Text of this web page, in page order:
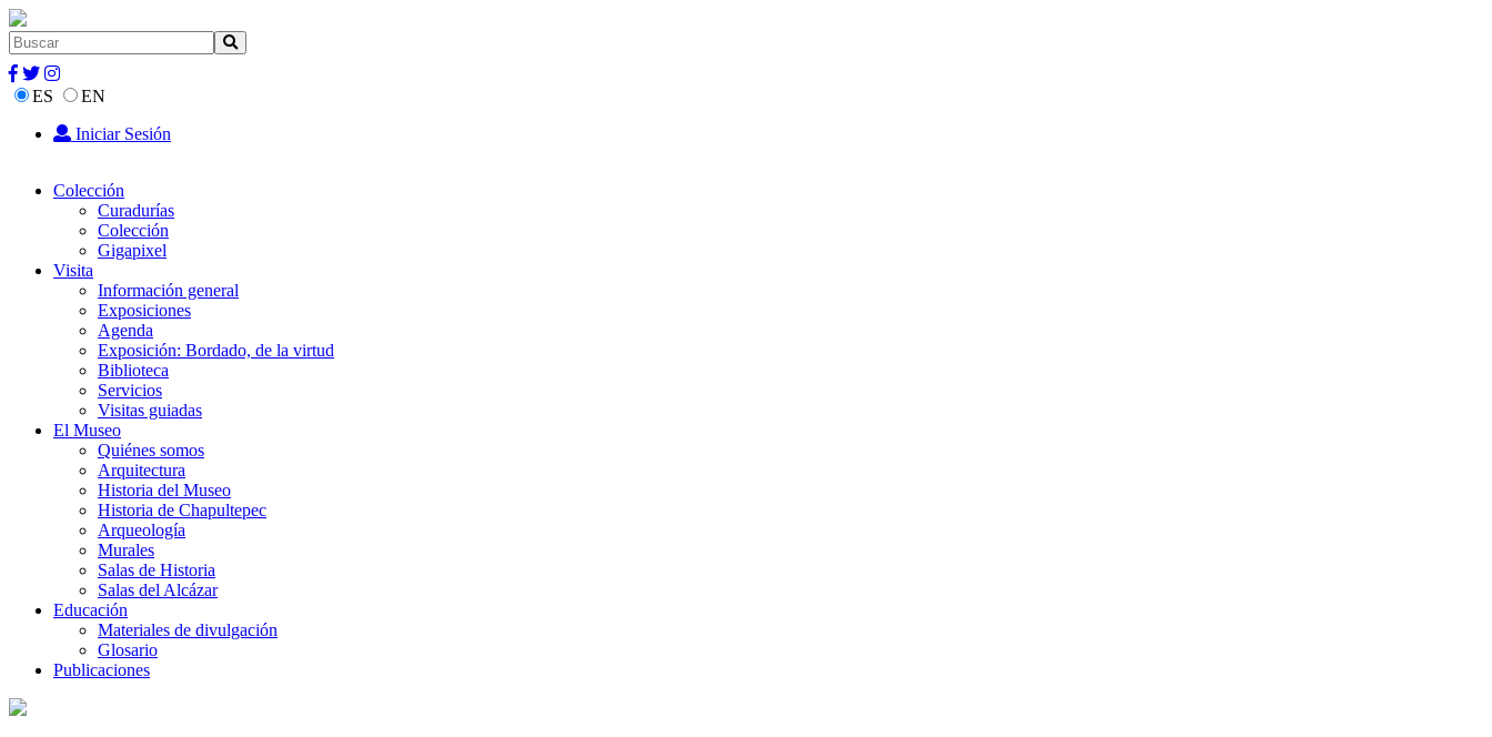
ES
EN
Iniciar Sesión
Colección
Curadurías
Colección
Gigapixel
Visita
Información general
Exposiciones
Agenda
Exposición: Bordado, de la virtud
Biblioteca
Servicios
Visitas guiadas
El Museo
Quiénes somos
Arquitectura
Historia del Museo
Historia de Chapultepec
Arqueología
Murales
Salas de Historia
Salas del Alcázar
Educación
Materiales de divulgación
Glosario
Publicaciones